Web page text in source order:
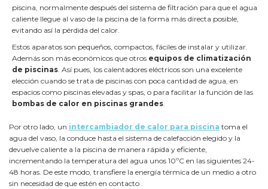
piscina, normalmente después del sistema de filtración para que el agua
caliente llegue al vaso de la piscina de la forma más directa posible,
evitando así la pérdida del calor.
Estos aparatos son pequeños, compactos, fáciles de instalar y utilizar.
Además son más económicos que otros equipos de climatización
de piscinas. Así pues, los calentadores eléctricos son una excelente
elección cuando se trata de piscinas con poca cantidad de agua, en
espacios como piscinas elevadas y spas, o para facilitar la función de las
bombas de calor en piscinas grandes.
Por otro lado, un intercambiador de calor para piscina toma el
agua del vaso, la conduce hasta el sistema de calefacción elegido y la
devuelve caliente a la piscina de manera rápida y eficiente,
incrementando la temperatura del agua unos 10ºC en las siguientes 24-
48 horas. De este modo, transfiere la energía térmica de un medio a otro
sin necesidad de que estén en contacto .